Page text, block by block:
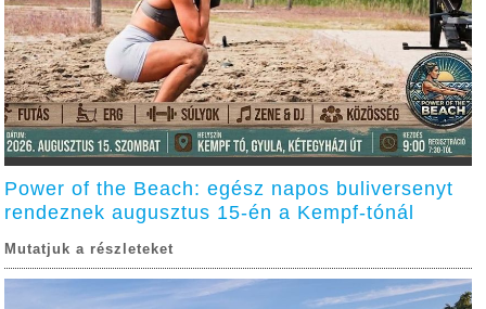
Power of the Beach: egész napos buliversenyt
rendeznek augusztus 15-én a Kempf-tónál
Mutatjuk a részleteket